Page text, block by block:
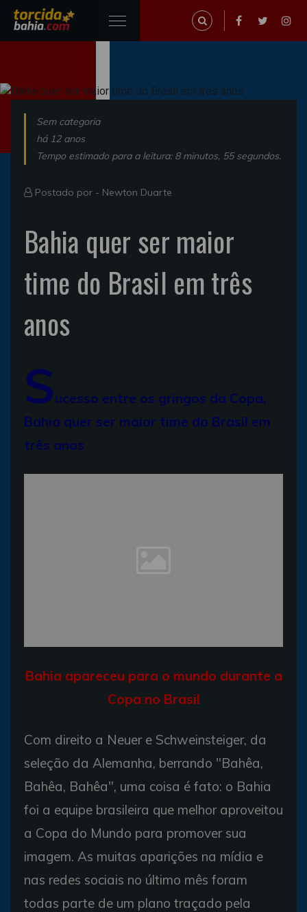
Sem categoria
há 12 anos
Tempo estimado para a leitura: 8 minutos, 55 segundos.
Postado por - Newton Duarte
Bahia quer ser maior
time do Brasil em três
anos
Sucesso entre os gringos da Copa,
Bahia quer ser maior time do Brasil em
três anos
Bahia apareceu para o mundo durante a
Copa no Brasil
Com direito a Neuer e Schweinsteiger, da
seleção da Alemanha, berrando "Bahêa,
Bahêa, Bahêa", uma coisa é fato: o Bahia
foi a equipe brasileira que melhor aproveitou
a Copa do Mundo para promover sua
imagem. As muitas aparições na mídia e
nas redes sociais no último mês foram
todas parte de um plano traçado pela